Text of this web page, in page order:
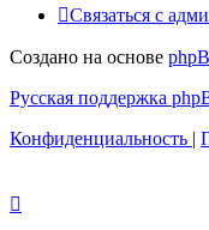
Связаться с
Создано на основе
Русская поддержка
Конфиденциальность |